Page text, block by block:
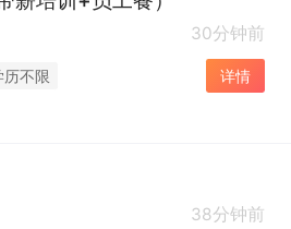
30分钟前
历不限 详情
38分钟前